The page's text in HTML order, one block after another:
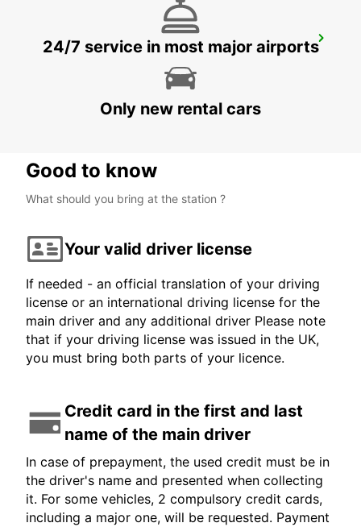
CIAMPINO APT (ROME SUD) - IKC *RY*
24/7 service in most major airports
Only new rental cars
Good to know
What should you bring at the station ?
Your valid driver license
If needed - an official translation of your driving
license or an international driving license for the
main driver and any additional driver Please note
that if your driving license was issued in the UK,
you must bring both parts of your licence.
Credit card in the first and last
name of the main driver
In case of prepayment, the used credit must be in
the driver's name and presented when collecting
it. For some vehicles, 2 compulsory credit cards,
including a major one, will be requested. Payment